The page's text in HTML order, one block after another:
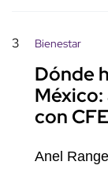
3 Bienestar
Dónde
con
Anel Rangel